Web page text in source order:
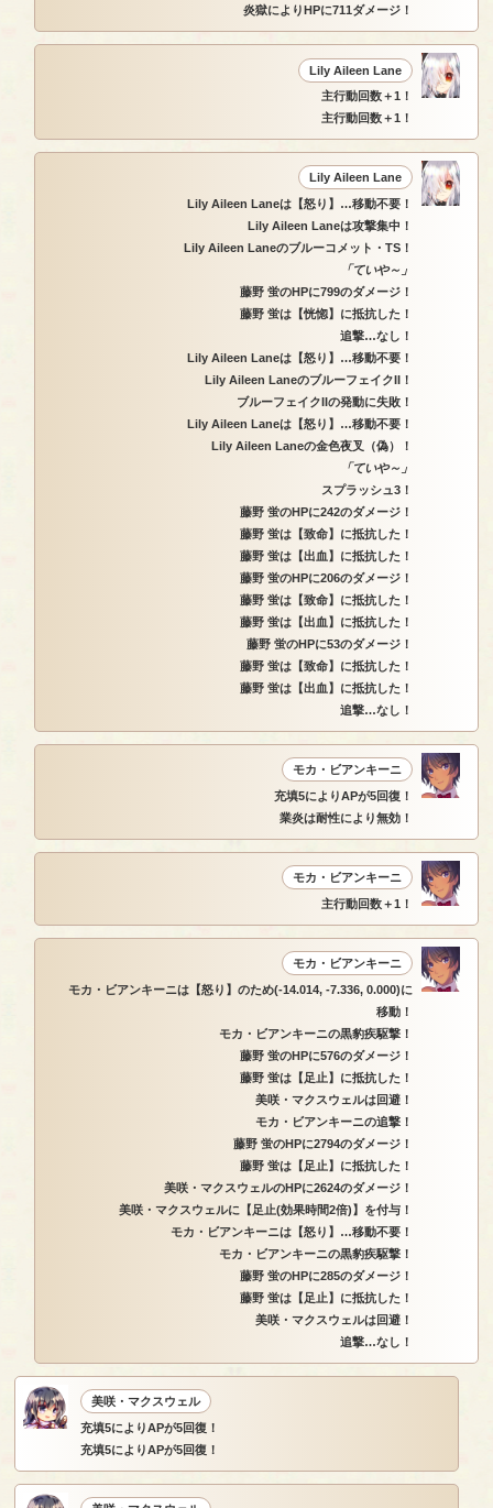
炎獄によりHPに711ダメージ！
Lily Aileen Lane
主行動回数＋1！
主行動回数＋1！
Lily Aileen Lane
Lily Aileen Laneは【怒り】…移動不要！
Lily Aileen Laneは攻撃集中！
Lily Aileen Laneのブルーコメット・TS！
「ていや～」
藤野 蛍のHPに799のダメージ！
藤野 蛍は【恍惚】に抵抗した！
追撃…なし！
Lily Aileen Laneは【怒り】…移動不要！
Lily Aileen LaneのブルーフェイクII！
ブルーフェイクIIの発動に失敗！
Lily Aileen Laneは【怒り】…移動不要！
Lily Aileen Laneの金色夜叉（偽）！
「ていや～」
スプラッシュ3！
藤野 蛍のHPに242のダメージ！
藤野 蛍は【致命】に抵抗した！
藤野 蛍は【出血】に抵抗した！
藤野 蛍のHPに206のダメージ！
藤野 蛍は【致命】に抵抗した！
藤野 蛍は【出血】に抵抗した！
藤野 蛍のHPに53のダメージ！
藤野 蛍は【致命】に抵抗した！
藤野 蛍は【出血】に抵抗した！
追撃…なし！
モカ・ビアンキーニ
充填5によりAPが5回復！
業炎は耐性により無効！
モカ・ビアンキーニ
主行動回数＋1！
モカ・ビアンキーニ
モカ・ビアンキーニは【怒り】のため(-14.014, -7.336, 0.000)に
移動！
モカ・ビアンキーニの黒豹疾駆撃！
藤野 蛍のHPに576のダメージ！
藤野 蛍は【足止】に抵抗した！
美咲・マクスウェルは回避！
モカ・ビアンキーニの追撃！
藤野 蛍のHPに2794のダメージ！
藤野 蛍は【足止】に抵抗した！
美咲・マクスウェルのHPに2624のダメージ！
美咲・マクスウェルに【足止(効果時間2倍)】を付与！
モカ・ビアンキーニは【怒り】…移動不要！
モカ・ビアンキーニの黒豹疾駆撃！
藤野 蛍のHPに285のダメージ！
藤野 蛍は【足止】に抵抗した！
美咲・マクスウェルは回避！
追撃…なし！
美咲・マクスウェル
充填5によりAPが5回復！
充填5によりAPが5回復！